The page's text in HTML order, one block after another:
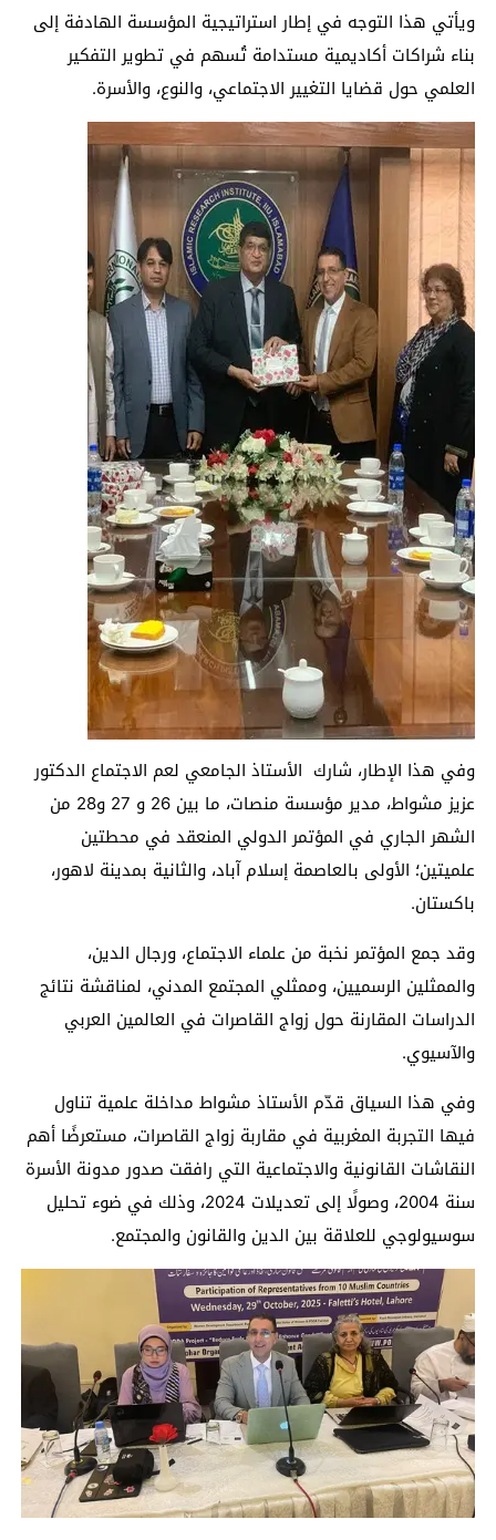
ويأتي هذا التوجه في إطار استراتيجية المؤسسة الهادفة إلى
بناء شراكات أكاديمية مستدامة تُسهم في تطوير التفكير
العلمي حول قضايا التغيير الاجتماعي، والنوع، والأسرة.
وفي هذا الإطار، شارك الأستاذ الجامعي لعم الاجتماع الدكتور
عزيز مشواط، مدير مؤسسة منصات، ما بين 26 و 27 و28 من
الشهر الجاري في المؤتمر الدولي المنعقد في محطتين
علميتين؛ الأولى بالعاصمة إسلام آباد، والثانية بمدينة لاهور،
باكستان.
وقد جمع المؤتمر نخبة من علماء الاجتماع، ورجال الدين،
والممثلين الرسميين، وممثلي المجتمع المدني، لمناقشة نتائج
الدراسات المقارنة حول زواج القاصرات في العالمين العربي
والآسيوي.
وفي هذا السياق قدّم الأستاذ مشواط مداخلة علمية تناول
فيها التجربة المغربية في مقاربة زواج القاصرات، مستعرضًا أهم
النقاشات القانونية والاجتماعية التي رافقت صدور مدونة الأسرة
سنة 2004، وصولًا إلى تعديلات 2024، وذلك في ضوء تحليل
سوسيولوجي للعلاقة بين الدين والقانون والمجتمع.